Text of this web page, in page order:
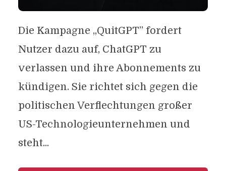
Die Kampagne „QuitGPT” fordert
Nutzer dazu auf, ChatGPT zu
verlassen und ihre Abonnements zu
kündigen. Sie richtet sich gegen die
politischen Verflechtungen großer
US-Technologieunternehmen und
steht...